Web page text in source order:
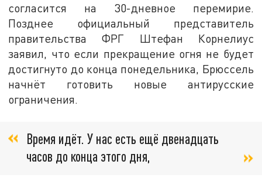
согласится на 30-дневное перемирие.
Позднее официальный представитель
правительства ФРГ Штефан Корнелиус
заявил, что если прекращение огня не будет
достигнуто до конца понедельника, Брюссель
начнёт готовить новые антирусские
ограничения.
Время идёт. У нас есть ещё двенадцать
часов до конца этого дня,